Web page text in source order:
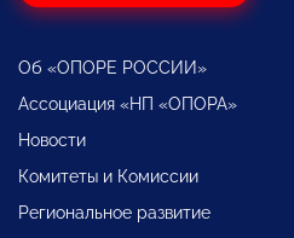
Об «ОПОРЕ РОССИИ»
Ассоциация «НП «ОПОРА»
Новости
Комитеты и Комиссии
Региональное развитие